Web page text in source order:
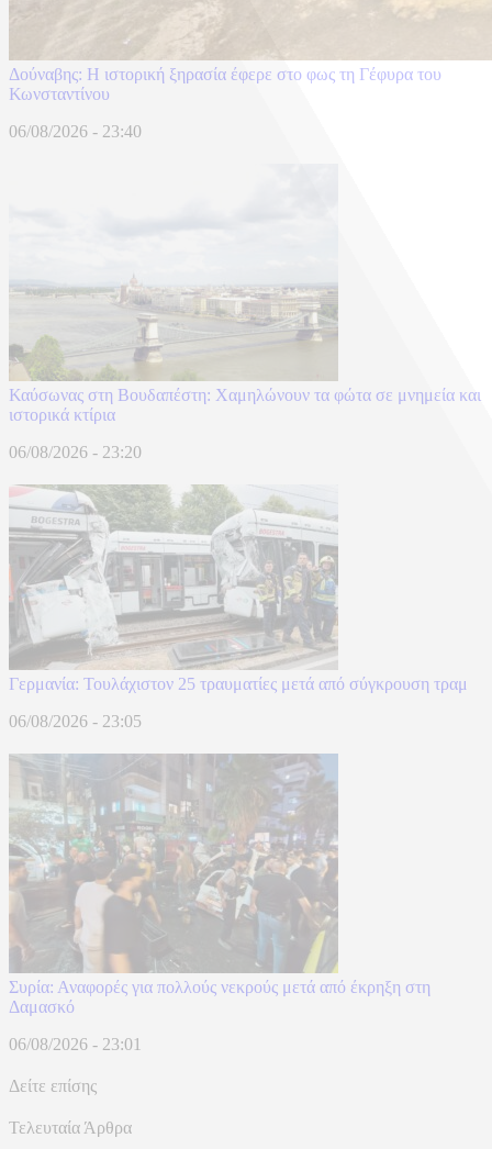
Δούναβης: Η ιστορική ξηρασία έφερε στο φως τη Γέφυρα του
Κωνσταντίνου
06/08/2026 - 23:40
Καύσωνας στη Βουδαπέστη: Χαμηλώνουν τα φώτα σε μνημεία και
ιστορικά κτίρια
06/08/2026 - 23:20
Γερμανία: Τουλάχιστον 25 τραυματίες μετά από σύγκρουση τραμ
06/08/2026 - 23:05
Συρία: Αναφορές για πολλούς νεκρούς μετά από έκρηξη στη
Δαμασκό
06/08/2026 - 23:01
Δείτε επίσης
Τελευταία Άρθρα